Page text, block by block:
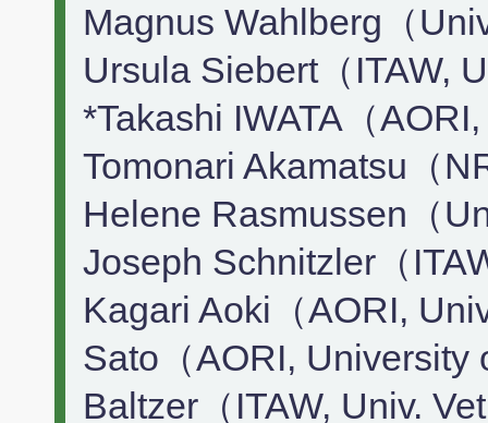
Magnus Wahlberg（
Ursula Siebert（ITAW,
*Takashi IWATA（
Tomonari Akamatsu（
Helene Rasmussen（
Joseph Schnitzler（
Kagari Aoki（AORI,
Sato（AORI, University
Baltzer（ITAW, Univ.